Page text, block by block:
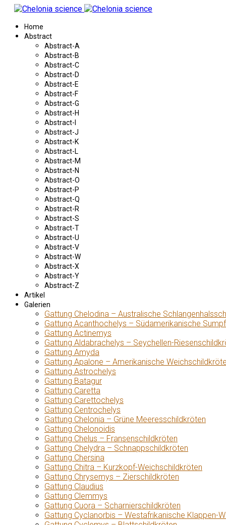
Home
Abstract
Abstract-A
Abstract-B
Abstract-C
Abstract-D
Abstract-E
Abstract-F
Abstract-G
Abstract-H
Abstract-I
Abstract-J
Abstract-K
Abstract-L
Abstract-M
Abstract-N
Abstract-O
Abstract-P
Abstract-Q
Abstract-R
Abstract-S
Abstract-T
Abstract-U
Abstract-V
Abstract-W
Abstract-X
Abstract-Y
Abstract-Z
Artikel
Galerien
Gattung Chelodina – Australische
Gattung Acanthochelys – Südamerikanische
Gattung Actinemys
Gattung Aldabrachelys – Seychellen-
Gattung Amyda
Gattung Apalone – Amerikanische
Gattung Astrochelys
Gattung Batagur
Gattung Caretta
Gattung Carettochelys
Gattung Centrochelys
Gattung Chelonia – Grüne Meeresschildkröten
Gattung Chelonoidis
Gattung Chelus – Fransenschildkröten
Gattung Chelydra – Schnappschildkröten
Gattung Chersina
Gattung Chitra – Kurzkopf-Weichschildkröten
Gattung Chrysemys – Zierschildkröten
Gattung Claudius
Gattung Clemmys
Gattung Cuora – Scharnierschildkröten
Gattung Cyclanorbis – Westafrikanische Klappen-